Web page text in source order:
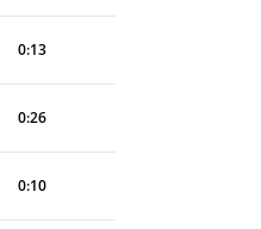
0:13
0:26
0:10